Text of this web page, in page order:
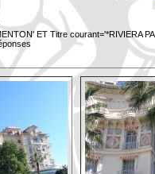
ET Titre courant='*RIVIERA